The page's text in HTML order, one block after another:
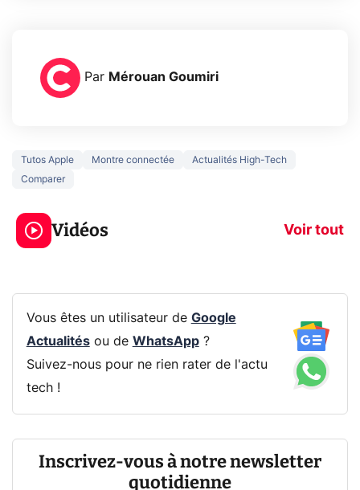
Par Mérouan Goumiri
Tutos Apple Montre connectée
Actualités High-Tech
Comparer
Vidéos Voir tout
Ce que vous ne
savez sur la
navigation privée !
Pixel 11 Pro
Vous êtes un utilisateur de Google
Actualitésou de WhatsApp?
Suivez-nous pour ne rien rater de l'actu
tech !
Inscrivez-vous à notre newsletter
quotidienne